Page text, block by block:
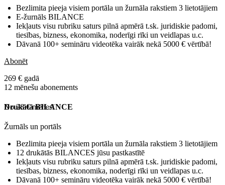
Bezlimita pieeja visiem portāla un žurnāla rakstiem 3 lietotājiem
E-žurnāls BILANCE
Iekļauts visu rubriku saturs pilnā apmērā t.sk. juridiskie padomi,
tiesības, bizness, ekonomika, noderīgi rīki un veidlapas u.c.
Dāvanā 100+ semināru videotēka vairāk nekā 5000 € vērtībā!
Abonēt
269 € gadā
12 mēnešu abonements
No 28 € mēnesī
Drukātā BILANCE
Žurnāls un portāls
Bezlimita pieeja visiem portāla un žurnāla rakstiem 3 lietotājiem
12 drukātās BILANCES jūsu pastkastītē
Iekļauts visu rubriku saturs pilnā apmērā t.sk. juridiskie padomi,
tiesības, bizness, ekonomika, noderīgi rīki un veidlapas u.c.
Dāvanā 100+ semināru videotēka vairāk nekā 5000 € vērtībā!